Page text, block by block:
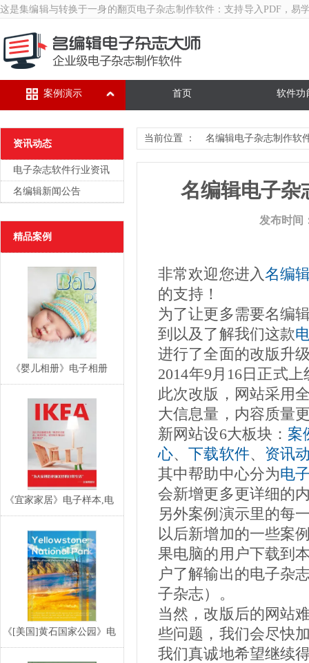
这是集编辑与转换于一身的翻页 电子杂志制作软件 ：支持导入PDF，易
首页
案例演示 软件功
资讯动态
电子杂志软件行业资讯
名编辑新闻公告
精品案例
《婴儿相册》电子相册
《宜家家居》电子样本,电
《[美国]黄石国家公园》电
当前位置 ： 名编辑电子杂志制作软
名编辑电子杂
发布时间
非常欢迎您进入名编
的支持！
为了让更多需要名编
到以及了解我们这款
进行了全面的改版升
2014年9月16日正式
此次改版，网站采用
大信息量，内容质量
新网站设6大板块： 案
心、下载软件、 资讯
其中帮助中心分为电
会新增更多更详细的
另外案例演示里的每
以后新增加的一些案
果电脑的用户下载到
户了解输出的电子杂
子杂志）。
当然，改版后的网站
些问题，我们会尽快
我们真诚地希望继续